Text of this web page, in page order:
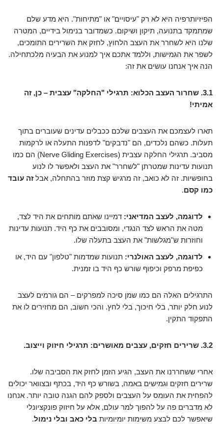
הפיזיותרפיה היא לא רק "עיסויים" או "מתיחות". היא מדע שלם
שמתמקד בתנועה, תיקון ושיקום. כשמדובר בנימול בידיים, המטרה
שלנו היא לשחרר את העצב הלחוץ, לחזק את השרירים התומכים,
לשפר את הגמישות, וללמד אתכם איך למנוע את הבעיה מלכתחילה.
הנה איך אנחנו עושים את זה:
3.1. שחרור העצב הכלוא: תרגילי "החלקה" עצבית – כן, זה
אמיתי!
תארו לעצמכם את העצבים שלכם ככבלים עדינים שעוברים בתוך
תעלות. כשהם נלכדים, הם "נדבקים" לדפנות התעלה או לרקמות
מסביב. תרגילי החלקה עצבית (Nerve Gliding Exercises) הם כמו
תנועות עדינות שמטרתן "לשחרר" את העצב ולאפשר לו לנוע
בחופשיות. זה לא כואב, זה מרגיש קצת מוזר בהתחלה, אבלזה עובד
כמו קסם.
לדוגמה, לעצב המדיאני: דמיינו שאתם מותחים את היד לצד,
מטה את הראש לצד הנגדי, ומסובבים את כף היד. תנועות עדינות
וחוזרות ש"מגלשות" את העצב בתעלה שלו.
לדוגמה, לעצב האולנרי: תנועות שמדמות "טלפון" עם היד, או
כפיפת מרפק וכיפוף שורש כף היד בו זמנית.
התרגילים האלה הם כמו שמן סיכה למפרקים – הם גורמים לעצב
לנוע חלק יותר, בלי חיכוך, בלי לחץ. והכי חשוב, הם מחזירים לו את
התפקוד התקין.
3.2. שרירים חזקים, עצבים מאושרים: תרגילי חיזוק וייצוב.
אחרי ששחררנו את העצב, הגיע הזמן לחזק את הסביבה שלו.
שרירים חזקים וגמישים באמה, בשורש כף היד, בכתף ובצוואר יכולים
להפחית את העומס על העצבים ולספק להם הגנה טובה יותר. אנחנו
לא מדברים פה על להפוך למר עולם, אלא על חיזוק פונקציונלי
שיאפשר לכם לבצע משימות יומיומיות בלי כאב ובלי נימול.